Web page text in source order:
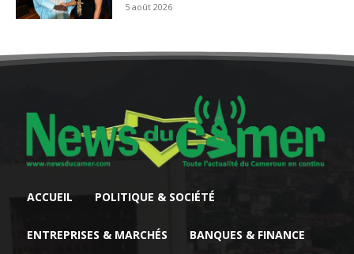
5 août 2026
ACCUEIL POLITIQUE & SOCIÉTÉ
ENTREPRISES & MARCHÉS BANQUES & FINANCE